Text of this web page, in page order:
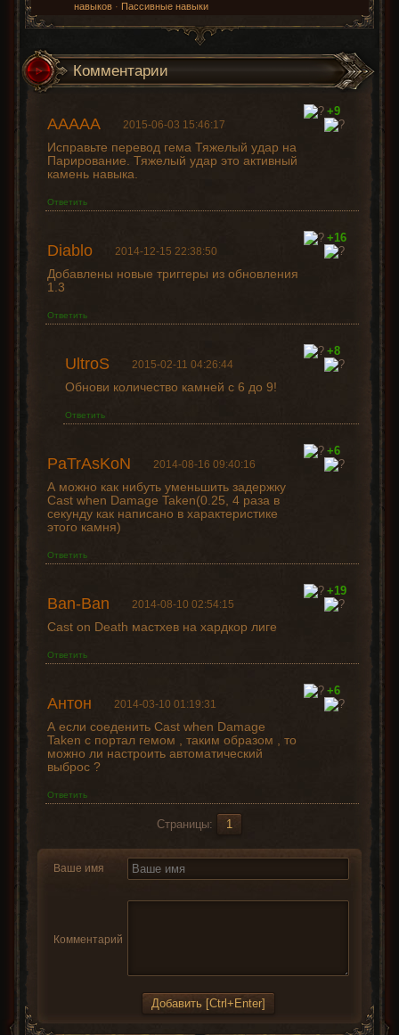
навыков· Пассивные навыки
Комментарии
AAAAA 2015-06-03 15:46:17
Исправьте перевод гема Тяжелый удар на
Парирование. Тяжелый удар это активный
камень навыка.
Ответить
+9
Diablo 2014-12-15 22:38:50
Добавлены новые триггеры из обновления
1.3
Ответить
+16
UltroS 2015-02-11 04:26:44
Обнови количество камней с 6 до 9!
Ответить
+8
PaTrAsKoN 2014-08-16 09:40:16
А можно как нибуть уменьшить задержку
Cast when Damage Taken(0.25, 4 раза в
секунду как написано в характеристике
этого камня)
Ответить
+6
Ban-Ban 2014-08-10 02:54:15
Cast on Death мастхев на хардкор лиге
Ответить
+19
Антон 2014-03-10 01:19:31
А если соеденить Cast when Damage
Taken с портал гемом , таким образом , то
можно ли настроить автоматический
выброс ?
Ответить
+6
Страницы: 1
Ваше имя
Комментарий